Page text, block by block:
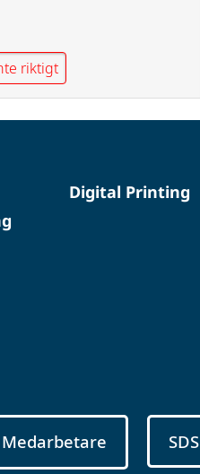
riktigt
Digital Printing
Medarbetare SDS